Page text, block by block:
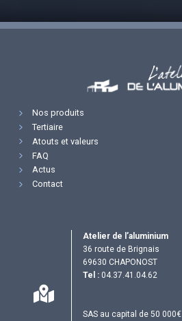
Nos produits
Tertiaire
Atouts et valeurs
FAQ
Actus
Contact
Atelier de l’aluminium
36 route de Brignais
69630 CHAPONOST
Tel : 04.37.41.04.62
SAS au capital de 50 000€